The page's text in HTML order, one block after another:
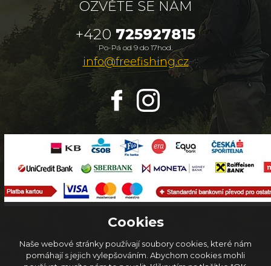
OZVĚTE SE NÁM
+420 725927815
Po-Pá od 9 do 17hod.
info@freefishing.cz
Cookies
Naše webové stránky používají soubory cookies, které nám
pomáhají s jejich vylepšováním. Abychom cookies mohli